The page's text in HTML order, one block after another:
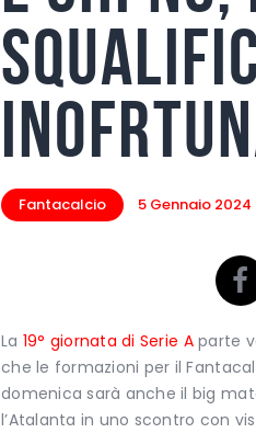
Fantacalcio 5 Gennaio 2024
La 19° giornata di Serie Aparte
che le formazioni per il
domenica sarà anche il big
l’Atalanta in uno scontro con